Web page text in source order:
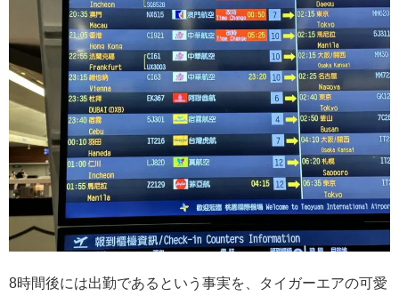
8時間後には出勤であるという事実を、タイガーエアの可愛